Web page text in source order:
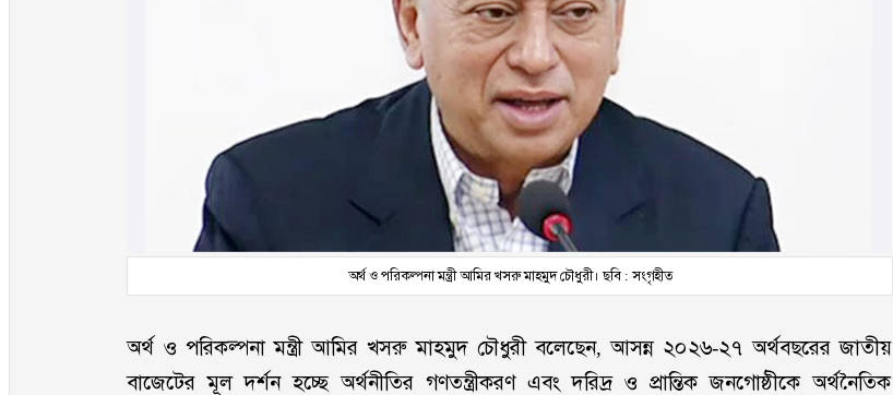
অর্থ ও পরিকল্পনা মন্ত্রী আমির খসরু মাহমুদ চৌধুরী। ছবি : সংগৃহীত
অর্থ ও পরিকল্পনা মন্ত্রী আমির খসরু মাহমুদ চৌধুরী বলেছেন, আসন্ন ২০২৬-২৭ অর্থবছরের জাতীয়
বাজেটের মূল দর্শন হচ্ছে অর্থনীতির গণতন্ত্রীকরণ এবং দরিদ্র ও প্রান্তিক জনগোষ্ঠীকে অর্থনৈতিক